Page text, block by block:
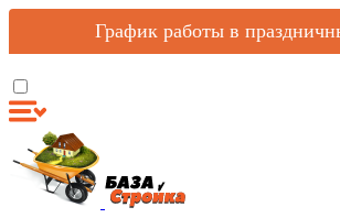
График работы в